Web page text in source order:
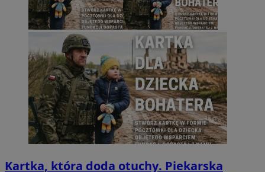
Kartka, która doda otuchy. Piekarska